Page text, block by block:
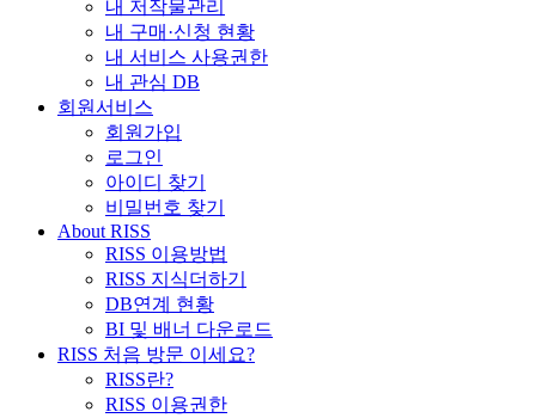
내 저작물관리
내 구매·신청 현황
내 서비스 사용권한
내 관심 DB
회원서비스
회원가입
로그인
아이디 찾기
비밀번호 찾기
About RISS
RISS 이용방법
RISS 지식더하기
DB연계 현황
BI 및 배너 다운로드
RISS 처음 방문 이세요?
RISS란?
RISS 이용권한